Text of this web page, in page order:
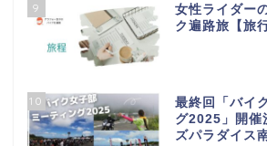
9
女性ライダー
ク遍路旅【旅
10
最終回「バイ
グ2025」開催
ズパラダイス